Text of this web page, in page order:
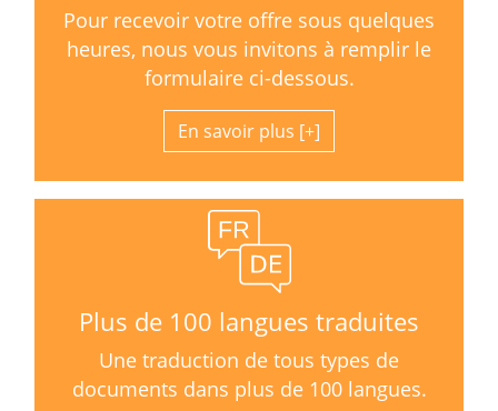
Pour recevoir votre offre sous quelques
heures, nous vous invitons à remplir le
formulaire ci-dessous.
En savoir plus
Plus de 100 langues traduites
Une traduction de tous types de
documents dans plus de 100 langues.